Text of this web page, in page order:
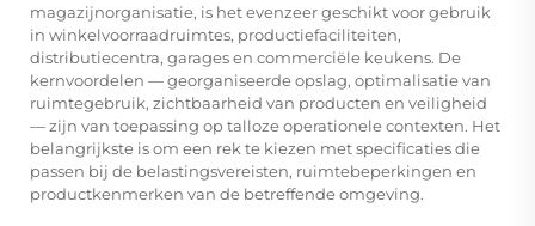
magazijnorganisatie, is het evenzeer geschikt voor gebruik
in winkelvoorraadruimtes, productiefaciliteiten,
distributiecentra, garages en commerciële keukens. De
kernvoordelen — georganiseerde opslag, optimalisatie van
ruimtegebruik, zichtbaarheid van producten en veiligheid
— zijn van toepassing op talloze operationele contexten. Het
belangrijkste is om een rek te kiezen met specificaties die
passen bij de belastingsvereisten, ruimtebeperkingen en
productkenmerken van de betreffende omgeving.